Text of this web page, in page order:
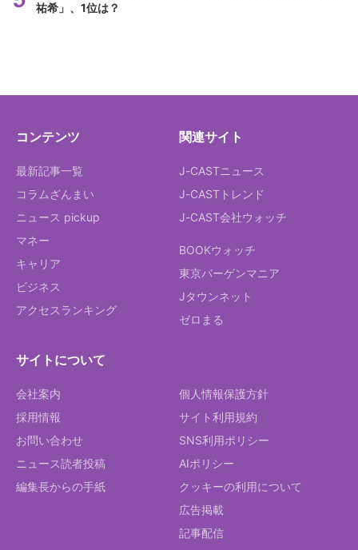
祐希」、1位は？
コンテンツ
最新記事一覧
コラムざんまい
ニュース pickup
マネー
キャリア
ビジネス
アクセスランキング
関連サイト
J-CASTニュース
J-CASTトレンド
J-CAST会社ウォッチ
BOOKウォッチ
東京バーゲンマニア
Jタウンネット
ゼロまる
サイトについて
会社案内
採用情報
お問い合わせ
ニュース読者投稿
編集長からの手紙
個人情報保護方針
サイト利用規約
SNS利用ポリシー
AIポリシー
クッキーの利用について
広告掲載
記事配信